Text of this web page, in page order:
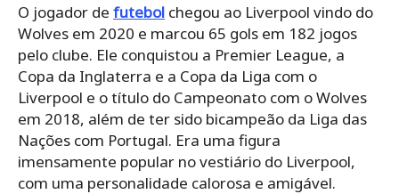
O jogador de futebol chegou ao Liverpool vindo do
Wolves em 2020 e marcou 65 gols em 182 jogos
pelo clube. Ele conquistou a Premier League, a
Copa da Inglaterra e a Copa da Liga com o
Liverpool e o título do Campeonato com o Wolves
em 2018, além de ter sido bicampeão da Liga das
Nações com Portugal. Era uma figura
imensamente popular no vestiário do Liverpool,
com uma personalidade calorosa e amigável.